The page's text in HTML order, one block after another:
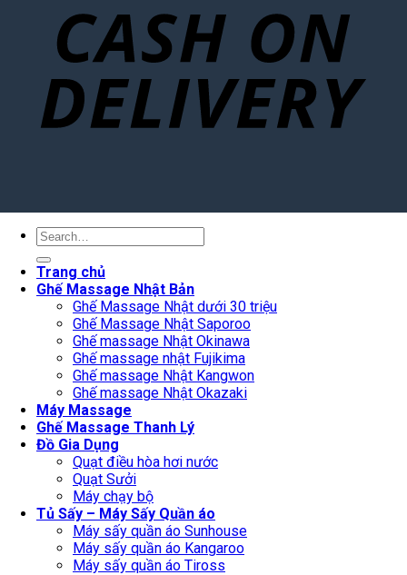
Search
Trang chủ
Ghế Massage Nhật Bản
Ghế Massage Nhật dưới 30 triệu
Ghế Massage Nhật Saporoo
Ghế massage Nhật Okinawa
Ghế massage nhật Fujikima
Ghế massage Nhật Kangwon
Ghế massage Nhật Okazaki
Máy Massage
Ghế Massage Thanh Lý
Đồ Gia Dụng
Quạt điều hòa hơi nước
Quạt Sưởi
Máy chạy bộ
Tủ Sấy – Máy Sấy Quần áo
Máy sấy quần áo Sunhouse
Máy sấy quần áo Kangaroo
Máy sấy quần áo Tiross